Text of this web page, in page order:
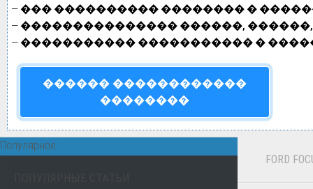
— ��� ���������� �������� �
— ��������������� ������,
— ����������� ����������� �
������ ������������
��������
FORD
Популярное: